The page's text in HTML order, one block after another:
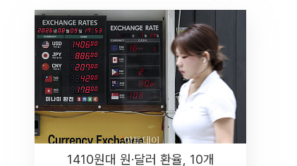
1410원대 원·달러 환율, 10개